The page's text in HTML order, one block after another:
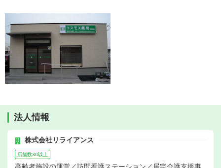
法人情報
株式会社リライアンス
店舗数30以上